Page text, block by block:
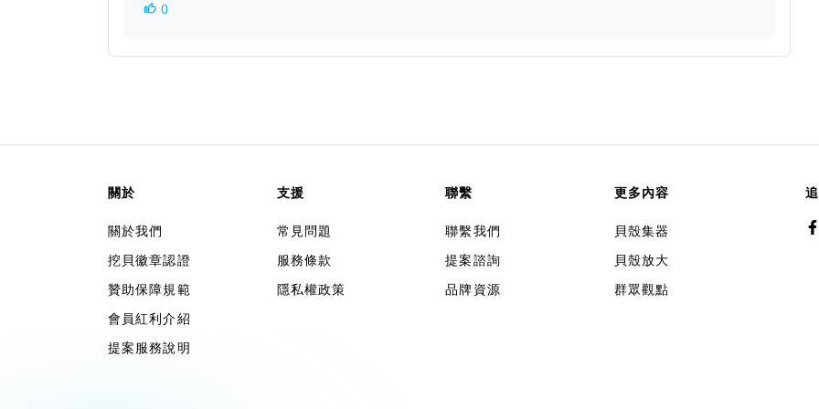
0
關於
關於我們
挖貝徽章認證
贊助保障規範
會員紅利介紹
提案服務說明
支援
常見問題
服務條款
隱私權政策
聯繫
聯繫我們
提案諮詢
品牌資源
更多內容
貝殼集器
貝殼放大
群眾觀點